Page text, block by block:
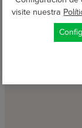
CONFERENCIA
MIÉRCOLES 2
visite nuestra